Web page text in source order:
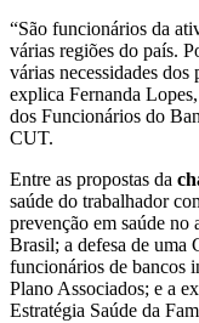
“São funcionários da
várias regiões do país.
várias necessidades
explica Fernanda
dos Funcionários do
CUT.
Entre as propostas da
saúde do trabalhador
prevenção em saúde
Brasil; a defesa de uma
funcionários de bancos
Plano Associados; e a
Estratégia Saúde da